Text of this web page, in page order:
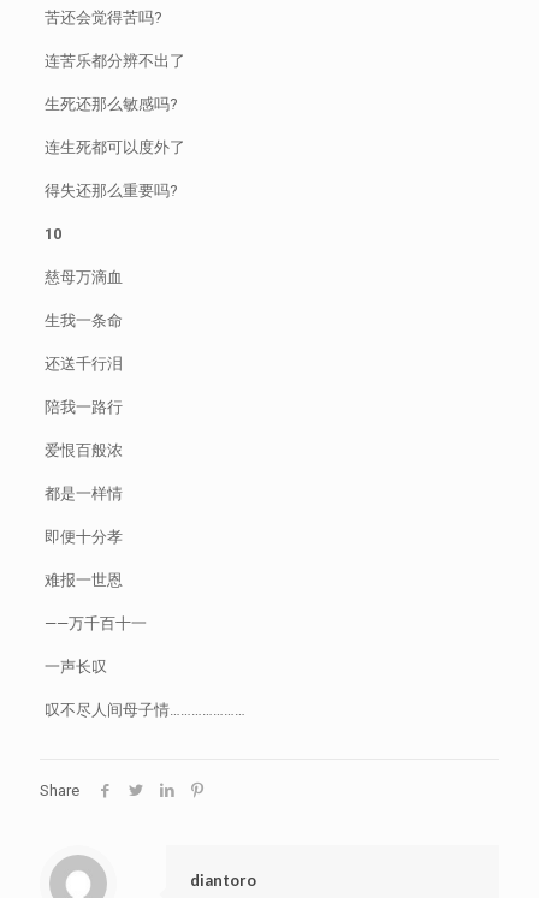
苦还会觉得苦吗?
连苦乐都分辨不出了
生死还那么敏感吗?
连生死都可以度外了
得失还那么重要吗?
10
慈母万滴血
生我一条命
还送千行泪
陪我一路行
爱恨百般浓
都是一样情
即便十分孝
难报一世恩
——万千百十一
一声长叹
叹不尽人间母子情…………………
Share
diantoro